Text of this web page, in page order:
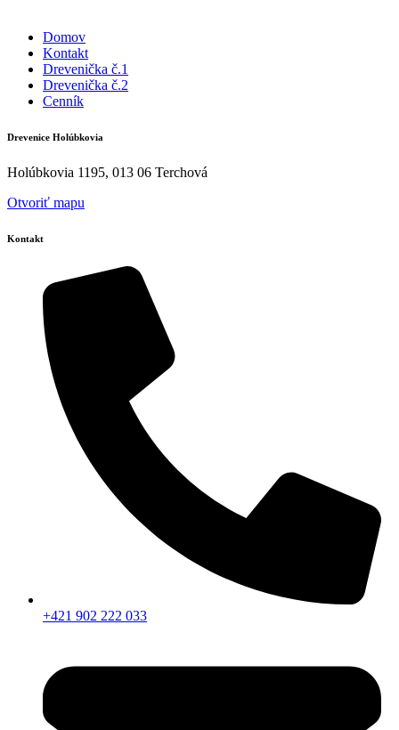
Domov
Kontakt
Drevenička č.1
Drevenička č.2
Cenník
Drevenice Holúbkovia
Holúbkovia 1195, 013 06 Terchová
Otvoriť mapu
Kontakt
+421 902 222 033